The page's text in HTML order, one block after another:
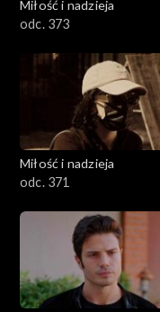
Miłość i nadzieja
odc. 373
Miłość i nadzieja
odc. 371